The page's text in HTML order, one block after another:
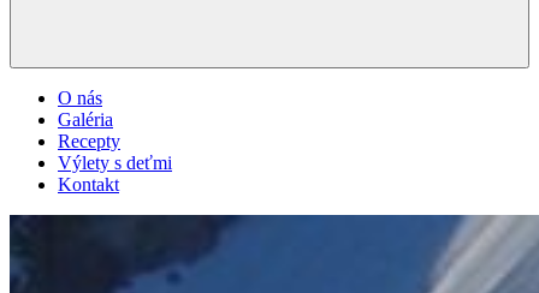
O nás
Galéria
Recepty
Výlety s deťmi
Kontakt